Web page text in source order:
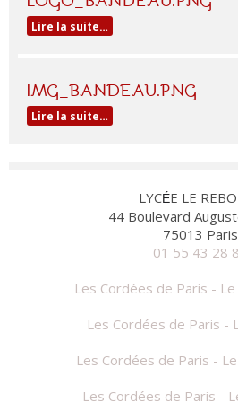
Lire la suite…
IMG_BANDEAU.PNG
Lire la suite…
LYCÉE LE
44 Boulevard
75013 Paris
01 55 43 28
Les Cordées de Paris -
Les Cordées de Paris -
Les Cordées de Paris -
Les Cordées de Paris -